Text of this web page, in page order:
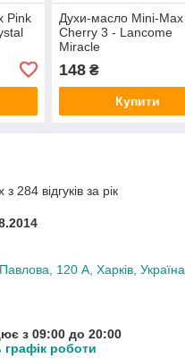
Pink
Духи-масло Mini-Max
Cherry 3 - Lancome
Miracle
148₴
Купити
284 відгуків за рік
120 А, Харків, Україна
з 09:00 до 20:00
графік роботи